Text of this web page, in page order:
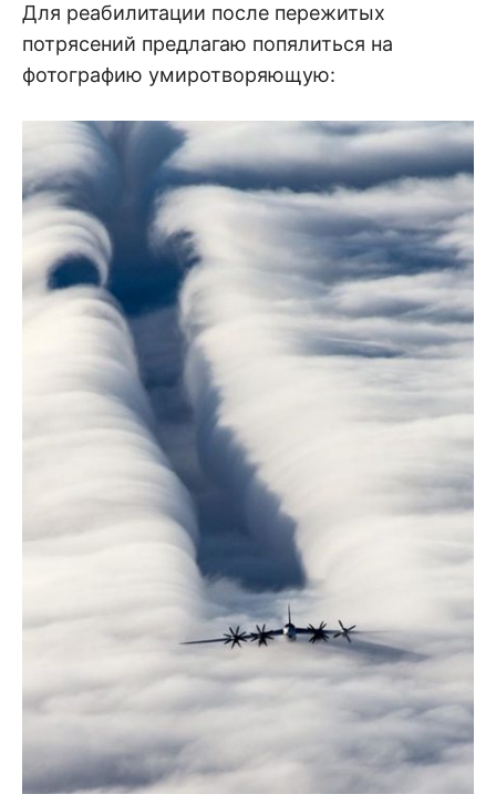
Для реабилитации после пережитых
потрясений предлагаю попялиться на
фотографию умиротворяющую: